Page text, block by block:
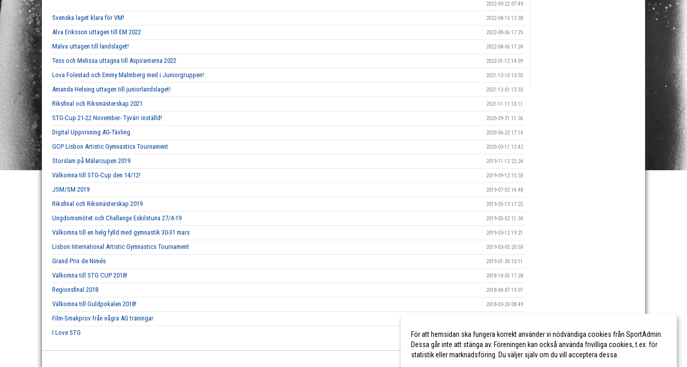
2022-09-22 07:49
Svenska laget klara för VM! 2022-08-15 12:38
Alva Eriksson uttagen till EM 2022 2022-08-06 17:25
Malva uttagen till landslaget! 2022-08-06 17:24
Tess och Melissa uttagna till Aspiranterna 2022 2022-01-12 14:09
Lova Folestad och Emmy Malmberg med i Juniorgruppen! 2021-12-10 10:55
Amanda Helsing uttagen till juniorlandslaget! 2021-12-01 13:33
Riksfinal och Riksmästerskap 2021 2021-11-11 10:11
STG-Cup 21-22 November- Tyvärr inställd! 2020-09-21 11:36
Digital Uppvisning AG-Tävling 2020-06-22 17:16
GCP Lisbon Artistic Gymnastics Tournament 2020-03-11 12:42
Storslam på Mälarcupen 2019 2019-11-12 22:24
Välkomna till STG-Cup den 14/12! 2019-09-12 15:30
JSM/SM 2019 2019-07-02 14:48
Riksfinal och Riksmästerskap 2019 2019-05-13 17:25
Ungdomsmötet och Challange Eskilstuna 27/4-19 2019-05-02 11:34
Välkomna till en helg fylld med gymnastik 30-31 mars 2019-03-12 19:21
Lisbon International Artistic Gymnastics Tournament 2019-03-05 20:50
Grand Prix de Nimés 2019-01-30 10:11
Välkomna till STG CUP 2018! 2018-10-05 17:28
Regionsfinal 2018 2018-04-07 19:07
Välkomna till Guldpokalen 2018! 2018-03-20 08:49
Film-Smakprov från några AG träningar
I Love STG 2018-02-14 08:47
För att hemsidan ska fungera korrekt använder vi nödvändiga cookies från SportAdmin.
Dessa går inte att stänga av. Föreningen kan också använda frivilliga cookies, t.ex. för
statistik eller marknadsföring. Du väljer själv om du vill acceptera dessa.